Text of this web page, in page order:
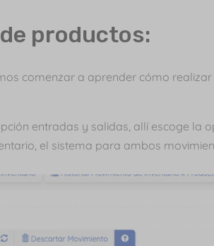
productos:
comenzar a aprender cómo
entradas y salidas, allí escoge la
el sistema para ambos